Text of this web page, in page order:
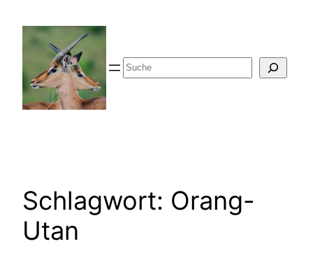
springen
Suche
Schlagwort: Orang-
Utan